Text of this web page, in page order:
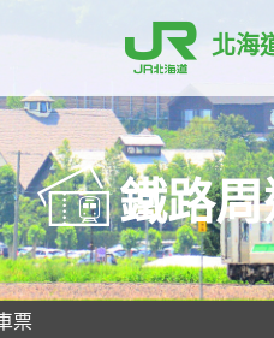
北海
鐵路
票